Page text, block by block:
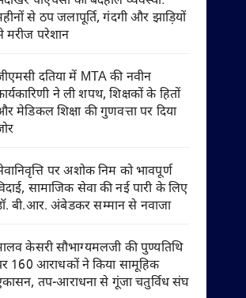
से ठप जलापूर्ति, गंदगी और झाड़ियों
मरीज परेशान
दतिया में MTA की नवीन
ने ली शपथ, शिक्षकों के हितों
मेडिकल शिक्षा की गुणवत्ता पर दिया
पर अशोक निम को भावपूर्ण
सामाजिक सेवा की नई पारी के लिए
बी.आर. अंबेडकर सम्मान से नवाजा
केसरी सौभाग्यमलजी की पुण्यतिथि
160 आराधकों ने किया सामूहिक
तप-आराधना से गूंजा चतुर्विध संघ